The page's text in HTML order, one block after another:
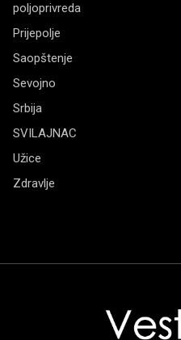
poljoprivreda
Prijepolje
Saopštenje
Sevojno
Srbija
SVILAJNAC
Užice
Zdravlje